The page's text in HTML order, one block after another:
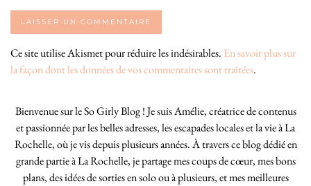
Ce site utilise Akismet pour réduire les indésirables. En savoir plus sur
la façon dont les données de vos commentaires sont traitées.
Bienvenue sur le So Girly Blog ! Je suis Amélie, créatrice de contenus
et passionnée par les belles adresses, les escapades locales et la vie à La
Rochelle, où je vis depuis plusieurs années. À travers ce blog dédié en
grande partie à La Rochelle, je partage mes coups de cœur, mes bons
plans, des idées de sorties en solo ou à plusieurs, et mes meilleures